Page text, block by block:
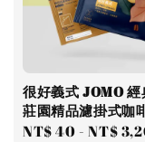
很好義式 JOMO 經
莊園精品濾掛式咖
Regular
NT$ 40 -NT$